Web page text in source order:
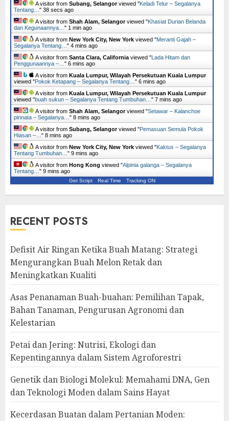
A visitor from Subang, Selangorviewed "Keladi Telur – Segalanya
Tentang… " 39 secs ago
A visitor from Shah Alam, Selangorviewed "Khasiat Durian Belanda
dan Kegunaannya… " 1 min ago
A visitor from New York City, New York viewed "Meranti Gajah –
Segalanya Tentang… " 4 mins ago
A visitor from Santa Clara, California viewed "Lada Hitam dan
Penggunaannya –… " 6 mins ago
A visitor from Kuala Lumpur, Wilayah Persekutuan Kuala Lumpur
viewed "Pokok Ketapang – Segalanya Tentang… " 6 mins ago
A visitor from Kuala Lumpur, Wilayah Persekutuan Kuala Lumpur
viewed "buah sukun – Segalanya Tentang Tumbuhan… " 8 mins ago
A visitor from Shah Alam, Selangorviewed "Setawar – Kalanchoe
pinnata – Segalanya… " 8 mins ago
A visitor from Subang, Selangorviewed "Pemasuan Semula Pokok
Hiasan –… " 8 mins ago
A visitor from New York City, New York viewed "Kaktus – Segalanya
Tentang Tumbuhan… " 9 mins ago
A visitor from Hong Kong viewed "Alpinia galanga – Segalanya
Tentang… " 9 mins ago
Get Script Real Time Tracking ON
RECENT POSTS
Defisit Air Ringan Ketika Buah Matang: Strategi
Mengurangkan Buah Melon Retak dan
Meningkatkan Kualiti
Asas Penanaman Buah-buahan: Pemilihan Tapak,
Bahan Tanaman, Pengurusan Agronomi dan
Kelestarian
Petai dan Jering: Nutrisi, Ekologi dan
Kepentingannya dalam Sistem Agroforestri
Genetik dan Biologi Molekul: Memahami DNA, Gen
dan Teknologi Moden dalam Sains Hayat
Kecerdasan Buatan dalam Pertanian Moden: